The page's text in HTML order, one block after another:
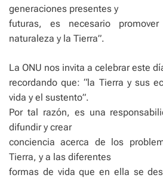
generaciones presentes y
futuras, es necesario
naturaleza y la Tierra”.
La ONU nos invita a celebrar este
recordando que: “la Tierra y sus
vida y el sustento”.
Por tal razón, es una
difundir y crear
conciencia acerca de los
Tierra, y a las diferentes
formas de vida que en ella se